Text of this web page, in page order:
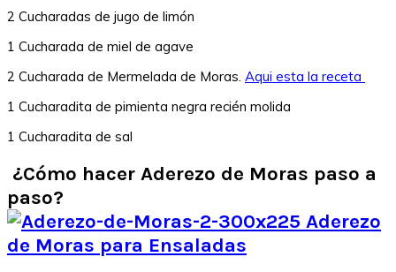
2 Cucharadas de jugo de limón
1 Cucharada de miel de agave
2 Cucharada de Mermelada de Moras. Aqui esta la receta
1 Cucharadita de pimienta negra recién molida
1 Cucharadita de sal
¿Cómo hacer Aderezo de Moras paso a
paso?